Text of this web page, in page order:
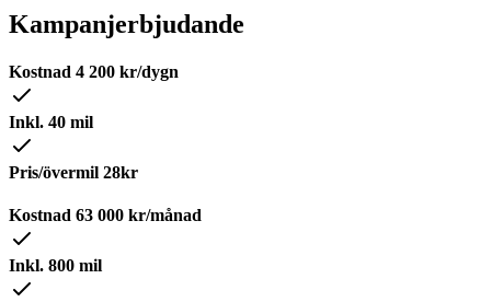
Kampanjerbjudande
Kostnad 4 200 kr/dygn
Inkl. 40 mil
Pris/övermil 28kr
Kostnad 63 000 kr/månad
Inkl. 800 mil